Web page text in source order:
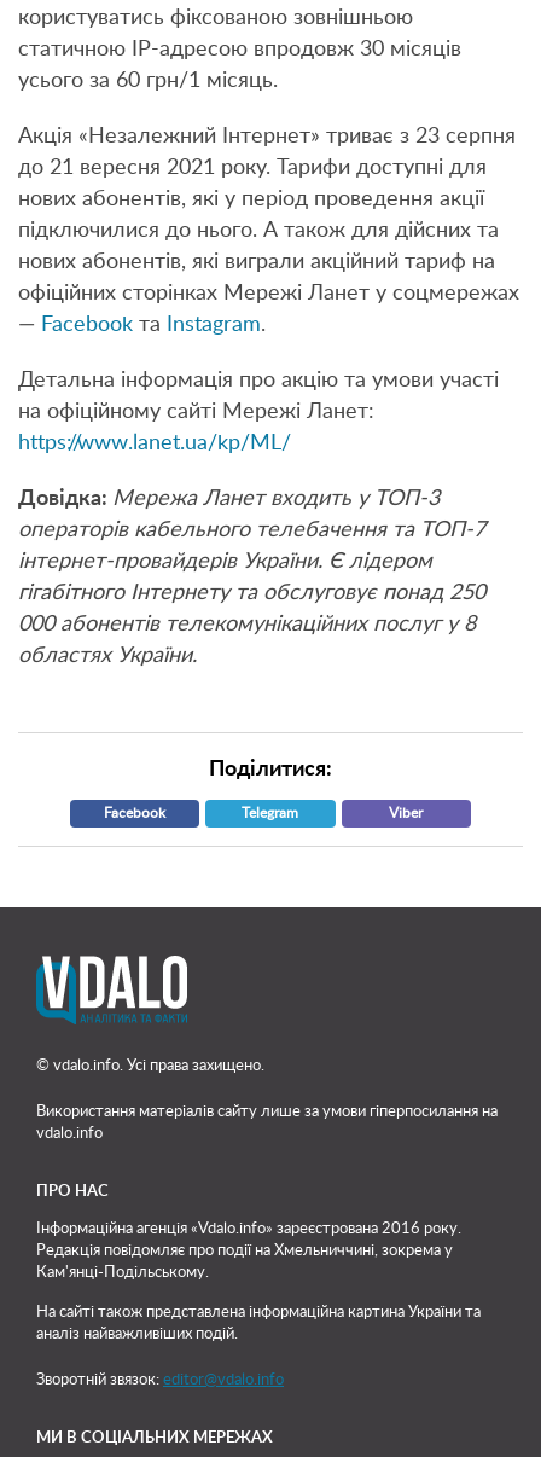
користуватись фіксованою зовнішньою
статичною IP-адресою впродовж 30 місяців
усього за 60 грн/1 місяць.
Акція «Незалежний Інтернет» триває з 23 серпня
до 21 вересня 2021 року. Тарифи доступні для
нових абонентів, які у період проведення акції
підключилися до нього. А також для дійсних та
нових абонентів, які виграли акційний тариф на
офіційних сторінках Мережі Ланет у соцмережах
— Facebook та Instagram.
Детальна інформація про акцію та умови участі
на офіційному сайті Мережі Ланет:
https://www.lanet.ua/kp/ML/
Довідка: Мережа Ланет входить у ТОП-3
операторів кабельного телебачення та ТОП-7
інтернет-провайдерів України. Є лідером
гігабітного Інтернету та обслуговує понад 250
000 абонентів телекомунікаційних послуг у 8
областях України.
Поділитися:
Facebook Telegram Viber
© vdalo.info. Усі права захищено.
Використання матеріалів сайту лише за умови гіперпосилання на
vdalo.info
ПРО НАС
Інформаційна агенція «Vdalo.info» зареєстрована 2016 року.
Редакція повідомляє про події на Хмельниччині, зокрема у
Кам'янці-Подільському.
На сайті також представлена інформаційна картина України та
аналіз найважливіших подій.
Зворотній звязок: editor@vdalo.info
МИ В СОЦІАЛЬНИХ МЕРЕЖАХ